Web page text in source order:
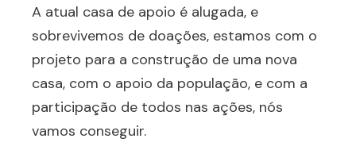
A atual casa de apoio é alugada, e
sobrevivemos de doações, estamos com o
projeto para a construção de uma nova
casa, com o apoio da população, e com a
participação de todos nas ações, nós
vamos conseguir.